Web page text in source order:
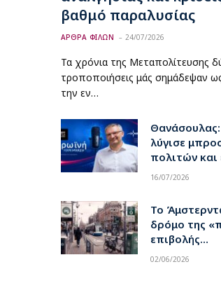
βαθμό παραλυσίας
ΑΡΘΡΑ ΦΙΛΩΝ 24/07/2026
Τα χρόνια της Μεταπολίτευσης
τροποποιήσεις μάς σημάδεψαν
την εν…
λύγισε
πολιτών
16/07/2026
Το
δρόμο της
επιβολής…
02/06/2026